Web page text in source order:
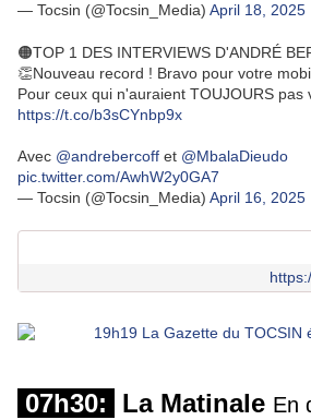
— Tocsin (@Tocsin_Media) April 18, 2025
🟠TOP 1 DES INTERVIEWS D'ANDRÉ
👏Nouveau record ! Bravo pour votre
Pour ceux qui n'auraient TOUJOURS
https://t.co/b3sCYnbp9x
Avec @andrebercoff et @MbalaDieudo
pic.twitter.com/AwhW2y0GA7
— Tocsin (@Tocsin_Media) April 16, 2025
07h30: La Matinale En